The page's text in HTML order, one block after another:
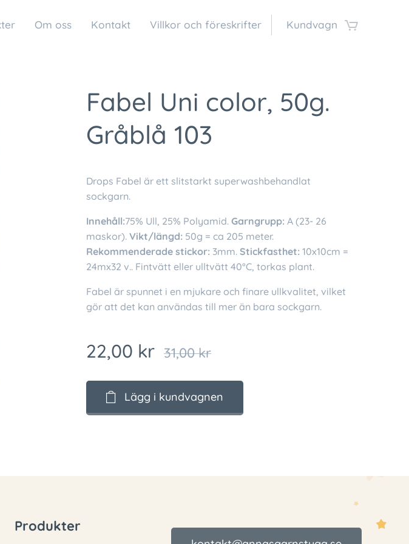
Om oss Kontakt Villkor och föreskrifter Kundvagn
Fabel Uni color, 50g.
Gråblå 103
Drops Fabel är ett slitstarkt superwashbehandlat
sockgarn.
Innehåll:75% Ull, 25% Polyamid. Garngrupp: A (23- 26
maskor). Vikt/längd: 50g = ca 205 meter.
Rekommenderade stickor: 3mm. Stickfasthet: 10x10cm =
24mx32 v.. Fintvätt eller ulltvätt 40°C, torkas plant.
Fabel är spunnet i en mjukare och finare ullkvalitet, vilket
gör att det kan användas till mer än bara sockgarn.
22,00 kr 31,00kr
Lägg i kundvagnen
Produkter